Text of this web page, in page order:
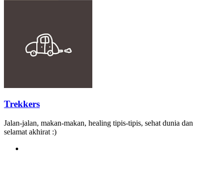
Trekkers
Jalan-jalan, makan-makan, healing tipis-tipis, sehat dunia dan
selamat akhirat :)